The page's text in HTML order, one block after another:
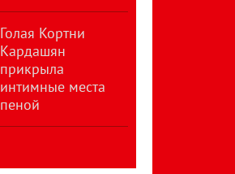
Голая Кортни
Кардашян
прикрыла
интимные места
пеной